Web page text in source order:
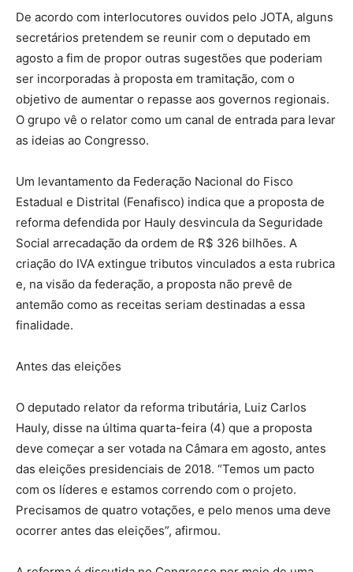
De acordo com interlocutores ouvidos pelo JOTA, alguns
secretários pretendem se reunir com o deputado em
agosto a fim de propor outras sugestões que poderiam
ser incorporadas à proposta em tramitação, com o
objetivo de aumentar o repasse aos governos regionais.
O grupo vê o relator como um canal de entrada para levar
as ideias ao Congresso.
Um levantamento da Federação Nacional do Fisco
Estadual e Distrital (Fenafisco) indica que a proposta de
reforma defendida por Hauly desvincula da Seguridade
Social arrecadação da ordem de R$ 326 bilhões. A
criação do IVA extingue tributos vinculados a esta rubrica
e, na visão da federação, a proposta não prevê de
antemão como as receitas seriam destinadas a essa
finalidade.
Antes das eleições
O deputado relator da reforma tributária, Luiz Carlos
Hauly, disse na última quarta-feira (4) que a proposta
deve começar a ser votada na Câmara em agosto, antes
das eleições presidenciais de 2018. “Temos um pacto
com os líderes e estamos correndo com o projeto.
Precisamos de quatro votações, e pelo menos uma deve
ocorrer antes das eleições”, afirmou.